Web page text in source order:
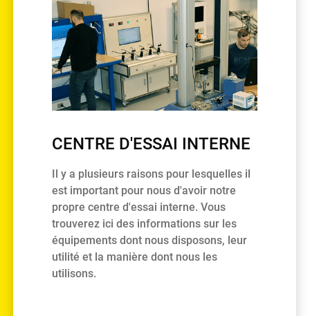
CENTRE D'ESSAI INTERNE
Il y a plusieurs raisons pour lesquelles il
est important pour nous d'avoir notre
propre centre d'essai interne. Vous
trouverez ici des informations sur les
équipements dont nous disposons, leur
utilité et la manière dont nous les
utilisons.